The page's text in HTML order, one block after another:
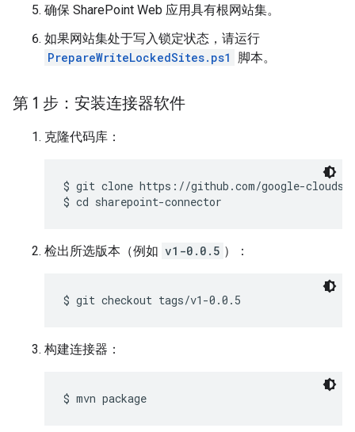
确保 SharePoint Web 应用具有根网站集。
如果网站集处于写入锁定状态，请运行
PrepareWriteLockedSites.ps1
脚本。
第 1 步：安装连接器软件
克隆代码库：
$
$ cd sharepoint-connector
检出所选版本（例如 v1-0.0.5 ）：
$ git checkout tags/v1-0.0.5
构建连接器：
$ mvn package